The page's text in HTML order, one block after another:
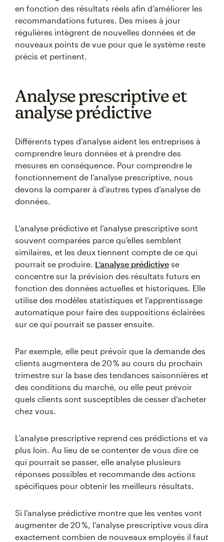
en fonction des résultats réels afin d’améliorer les
recommandations futures. Des mises à jour
régulières intègrent de nouvelles données et de
nouveaux points de vue pour que le système reste
précis et pertinent.
Analyse prescriptive et
analyse prédictive
Différents types d’analyse aident les entreprises à
comprendre leurs données et à prendre des
mesures en conséquence. Pour comprendre le
fonctionnement de l’analyse prescriptive, nous
devons la comparer à d’autres types d’analyse de
données.
L’analyse prédictive et l’analyse prescriptive sont
souvent comparées parce qu’elles semblent
similaires, et les deux tiennent compte de ce qui
pourrait se produire. L’analyse prédictive se
concentre sur la prévision des résultats futurs en
fonction des données actuelles et historiques. Elle
utilise des modèles statistiques et l’apprentissage
automatique pour faire des suppositions éclairées
sur ce qui pourrait se passer ensuite.
Par exemple, elle peut prévoir que la demande des
clients augmentera de 20 % au cours du prochain
trimestre sur la base des tendances saisonnières et
des conditions du marché, ou elle peut prévoir
quels clients sont susceptibles de cesser d’acheter
chez vous.
L’analyse prescriptive reprend ces prédictions et va
plus loin. Au lieu de se contenter de vous dire ce
qui pourrait se passer, elle analyse plusieurs
réponses possibles et recommande des actions
spécifiques pour obtenir les meilleurs résultats.
Si l’analyse prédictive montre que les ventes vont
augmenter de 20 %, l’analyse prescriptive vous dira
exactement combien de nouveaux employés il faut